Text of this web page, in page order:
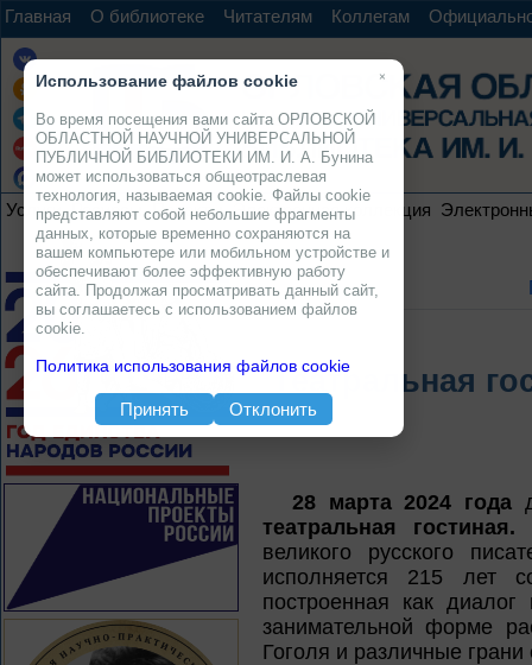
Главная О библиотеке Читателям Коллегам
Услуги Ресурсы Проекты Электронная коллекция
Театральная
28 марта 2024 года
театральная гостиная.
великого русского
исполняется 215 лет
построенная как
занимательной форме
Гоголя и различные грани
×
Использование файлов cookie
Во время посещения вами сайта ОРЛОВСКОЙ
ОБЛАСТНОЙ НАУЧНОЙ УНИВЕРСАЛЬНОЙ
ПУБЛИЧНОЙ БИБЛИОТЕКИ ИМ. И. А. Бунина
может использоваться общеотраслевая
технология, называемая cookie. Файлы cookie
представляют собой небольшие фрагменты
данных, которые временно сохраняются на
вашем компьютере или мобильном устройстве и
обеспечивают более эффективную работу
сайта. Продолжая просматривать данный сайт,
вы соглашаетесь с использованием файлов
cookie.
Политика использования файлов cookie
Принять Отклонить